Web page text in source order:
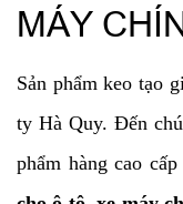
MÁY
Sản phẩm keo tạo
ty Hà Quy. Đến
phẩm hàng cao